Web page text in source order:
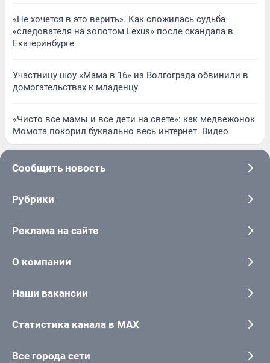
«Не хочется в это верить». Как сложилась судьба
«следователя на золотом Lexus» после скандала в
Екатеринбурге
Участницу шоу «Мама в 16» из Волгограда обвинили в
домогательствах к младенцу
«Чисто все мамы и все дети на свете»: как медвежонок
Момота покорил буквально весь интернет. Видео
Сообщить новость
Рубрики
Реклама на сайте
О компании
Наши вакансии
Статистика канала в MAX
Все города сети